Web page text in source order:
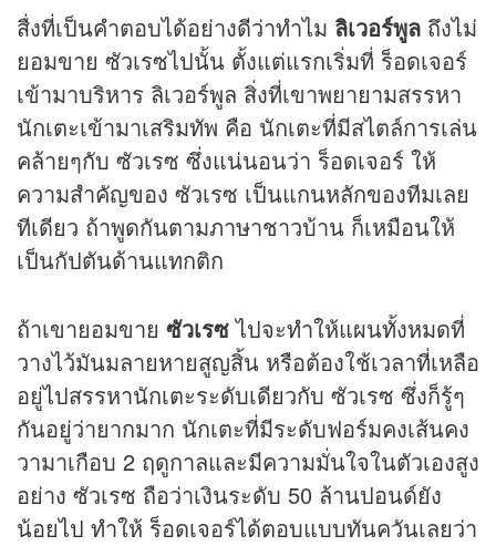
สื่งที่เป็นคำตอบได้อย่างดีว่าทำไม ลิเวอร์พูล ถึงไม่
ยอมขาย ซัวเรซไปนั้น ตั้งแต่แรกเริ่มที่ ร็อดเจอร์
เข้ามาบริหาร ลิเวอร์พูล สิ่งที่เขาพยายามสรรหา
นักเตะเข้ามาเสริมทัพ คือ นักเตะที่มีสไตล์การเล่น
คล้ายๆกับ ซัวเรซ ซึ่งแน่นอนว่า ร็อดเจอร์ ให้
ความสำคัญของ ซัวเรซ เป็นแกนหลักของทีมเลย
ทีเดียว ถ้าพูดกันตามภาษาชาวบ้าน ก็เหมือนให้
เป็นกัปตันด้านแทกติก
ถ้าเขายอมขาย ซัวเรซไปจะทำให้แผนทั้งหมดที่
วางไว้มันมลายหายสูญสิ้น หรือต้องใช้เวลาที่เหลือ
อยู่ไปสรรหานักเตะระดับเดียวกับ ซัวเรซ ซึ่งก็รู้ๆ
กันอยู่ว่ายากมาก นักเตะที่มีระดับฟอร์มคงเส้นคง
วามาเกือบ 2 ฤดูกาลและมีความมั่นใจในตัวเองสูง
อย่าง ซัวเรซ ถือว่าเงินระดับ 50 ล้านปอนด์ยัง
น้อยไป ทำให้ ร็อดเจอร์ได้ตอบแบบทันควันเลยว่า